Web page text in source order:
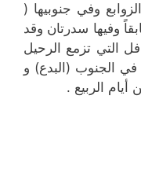
وفي جنوبيها (
وفيها سدرتان وقد
التي تزمع الرحيل
في الجنوب (البدع) و
أيام الربيع .